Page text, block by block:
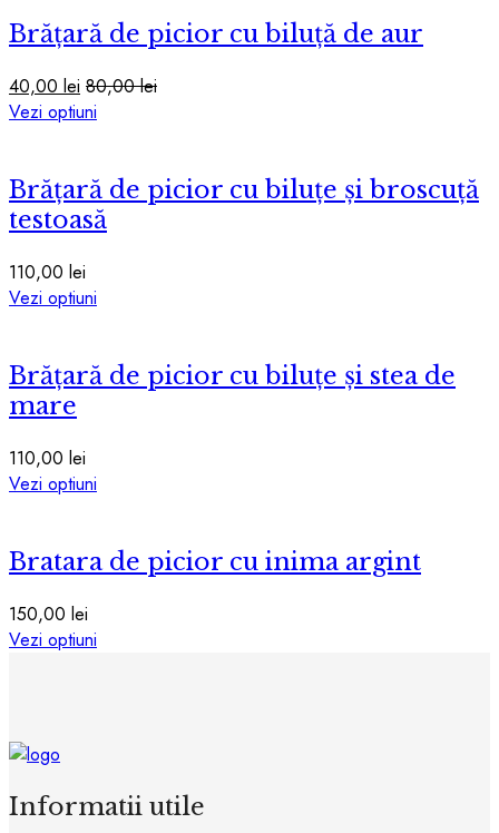
multe
Opțiunile
în
pagina
produsului.
Brățară de picior cu biluță de aur
40,00 lei 80,00lei
Vezi optiuni
mai
multe
variații.
în
pagina
Brățară de picior cu biluțe și broscuță
testoasă
110,00 lei
Vezi optiuni
mai
în
pagina
Brățară de picior cu biluțe și stea de
mare
110,00 lei
Vezi optiuni
mai
produsului.
Bratara de picior cu inima argint
150,00 lei
Vezi optiuni
Opțiunile
pot
Informatii utile